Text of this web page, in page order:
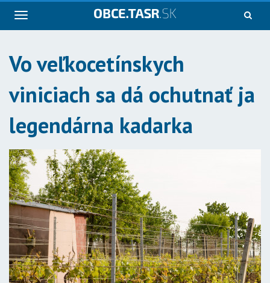
Navigácia
Vo veľkocetínskych
viniciach sa dá ochutnať ja
legendárna kadarka